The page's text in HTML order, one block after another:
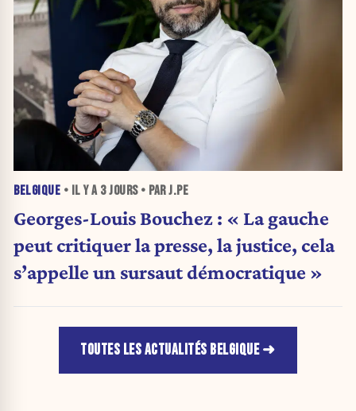
BELGIQUE • IL Y A 3 JOURS• PAR J.PE
Georges-Louis Bouchez : « La gauche
peut critiquer la presse, la justice, cela
s’appelle un sursaut démocratique »
TOUTES LES ACTUALITÉS BELGIQUE